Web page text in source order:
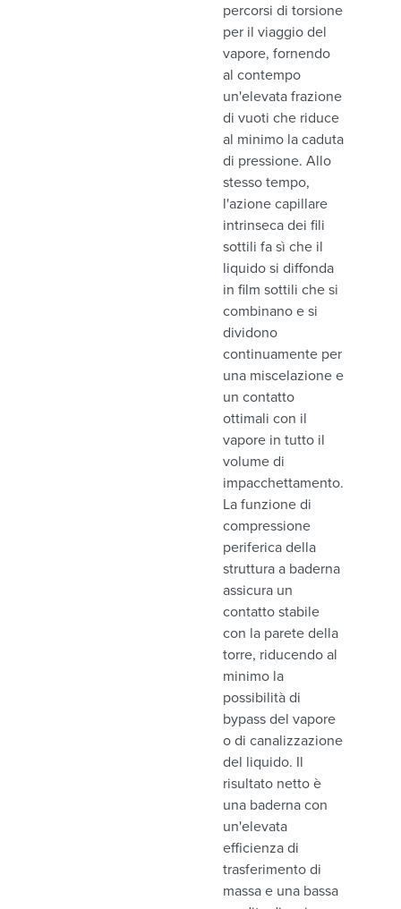
percorsi di torsione
per il viaggio del
vapore, fornendo
al contempo
un'elevata frazione
di vuoti che riduce
al minimo la caduta
di pressione. Allo
stesso tempo,
l'azione capillare
intrinseca dei fili
sottili fa sì che il
liquido si diffonda
in film sottili che si
combinano e si
dividono
continuamente per
una miscelazione e
un contatto
ottimali con il
vapore in tutto il
volume di
impacchettamento.
La funzione di
compressione
periferica della
struttura a baderna
assicura un
contatto stabile
con la parete della
torre, riducendo al
minimo la
possibilità di
bypass del vapore
o di canalizzazione
del liquido. Il
risultato netto è
una baderna con
un'elevata
efficienza di
trasferimento di
massa e una bassa